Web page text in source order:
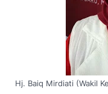
Hj. Baiq Mirdiati (Wakil